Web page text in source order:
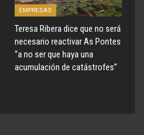
EMPRESAS
Teresa Ribera dice que no será
necesario reactivar As Pontes
“a no ser que haya una
acumulación de catástrofes”